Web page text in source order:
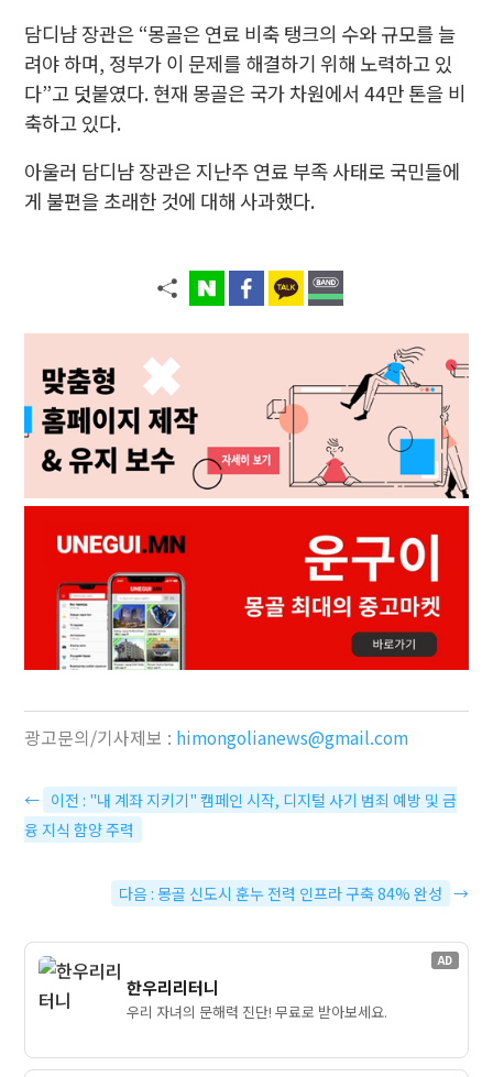
담디냠 장관은 “몽골은 연료 비축 탱크의 수와 규모를 늘
려야 하며, 정부가 이 문제를 해결하기 위해 노력하고 있
다”고 덧붙였다. 현재 몽골은 국가 차원에서 44만 톤을 비
축하고 있다.
아울러 담디냠 장관은 지난주 연료 부족 사태로 국민들에
게 불편을 초래한 것에 대해 사과했다.
광고문의/기사제보 : himongolianews@gmail.com
← 이전 : "내 계좌 지키기" 캠페인 시작, 디지털 사기 범죄 예방 및 금
융 지식 함양 주력
다음 : 몽골 신도시 훈누 전력 인프라 구축 84% 완성 →
AD
한우리리터니
우리 자녀의 문해력 진단! 무료로 받아보세요.